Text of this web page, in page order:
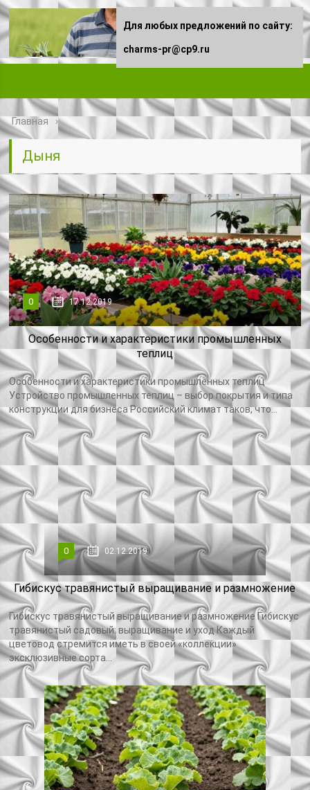
Главная
Дыня
0 17.12.2019
Особенности и характеристики промышленных
теплиц
Особенности и характеристики промышленных теплиц
Устройство промышленных теплиц – выбор покрытия и типа
конструкции для бизнеса Российский климат таков, что...
0 02.12.2019
Гибискус травянистый выращивание и размножение
Гибискус травянистый выращивание и размножение Гибискус
травянистый садовый: выращивание и уход Каждый
цветовод стремится иметь в своей «коллекции»
эксклюзивные сорта...
Для любых предложений по сайту:
charms-pr@cp9.ru